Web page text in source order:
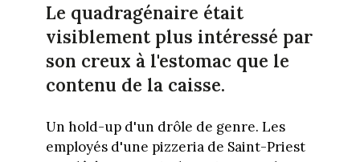
Le quadragénaire était
visiblement plus intéressé par
son creux à l'estomac que le
contenu de la caisse.
Un hold-up d'un drôle de genre. Les
employés d'une pizzeria de Saint-Priest